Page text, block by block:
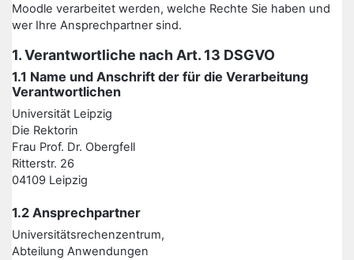
Moodle verarbeitet werden, welche Rechte Sie haben und
wer Ihre Ansprechpartner sind.
1. Verantwortliche nach Art. 13 DSGVO
1.1 Name und Anschrift der für die Verarbeitung
Verantwortlichen
Universität Leipzig
Die Rektorin
Frau Prof. Dr. Obergfell
Ritterstr. 26
04109 Leipzig
1.2 Ansprechpartner
Universitätsrechenzentrum,
Abteilung Anwendungen